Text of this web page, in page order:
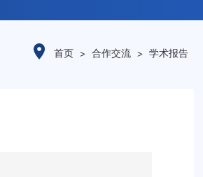
首页 合作交流 学术报告